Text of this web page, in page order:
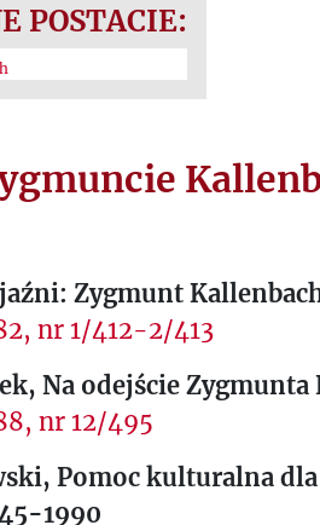
POSTACIE:
Zygmunt
nr 1/412-2/413
Na odejście Zygmunta
nr 12/495
Pomoc kulturalna
1990